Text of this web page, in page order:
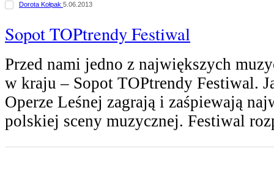
Dorota Kołpak 5.06.2013
Sopot TOPtrendy Festiwal
Przed nami jedno z największych
w kraju – Sopot TOPtrendy Festiwal.
Operze Leśnej zagrają i zaśpiewają
polskiej sceny muzycznej. Festiwal